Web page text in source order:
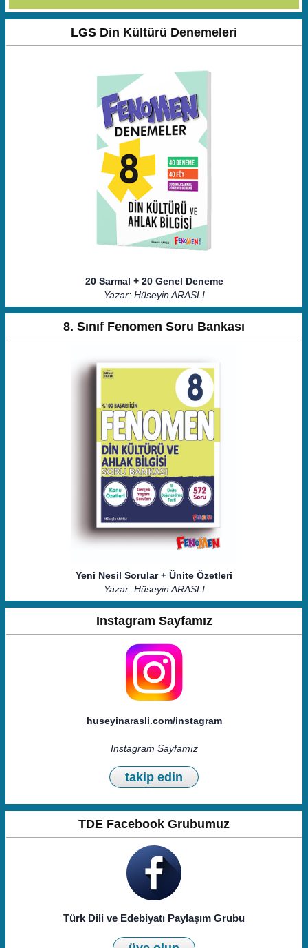
LGS Din Kültürü Denemeleri
20 Sarmal + 20 Genel Deneme
Yazar: Hüseyin ARASLI
8. Sınıf Fenomen Soru Bankası
Yeni Nesil Sorular + Ünite Özetleri
Yazar: Hüseyin ARASLI
Instagram Sayfamız
huseyinarasli.com/instagram
Instagram Sayfamız
takip edin
TDE Facebook Grubumuz
Türk Dili ve Edebiyatı Paylaşım Grubu